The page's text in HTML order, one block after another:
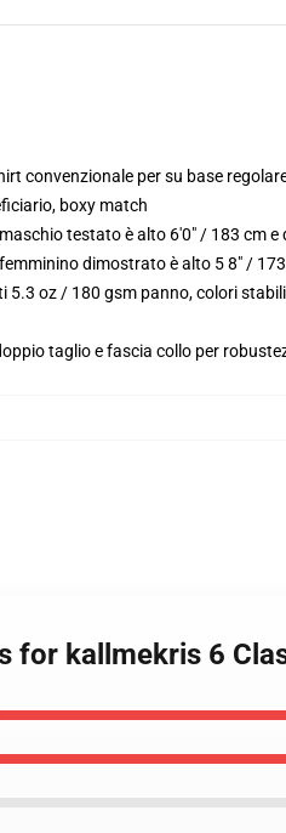
convenzionale per su base
boxy match
testato è alto 6'0" / 183 cm
dimostrato è alto 5 8" /
5.3 oz / 180 gsm panno, colori
taglio e fascia collo per
for kallmekris 6